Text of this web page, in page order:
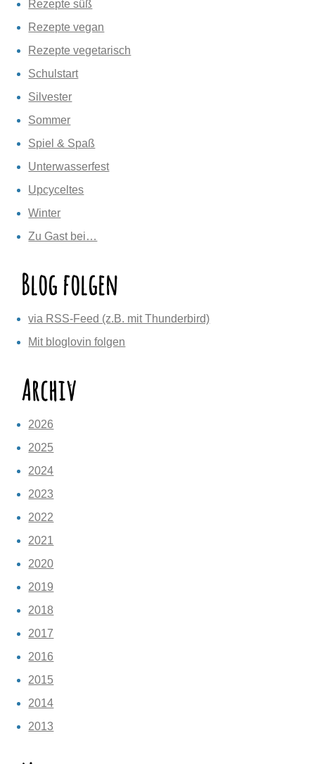
Rezepte süß
Rezepte vegan
Rezepte vegetarisch
Schulstart
Silvester
Sommer
Spiel & Spaß
Unterwasserfest
Upcyceltes
Winter
Zu Gast bei…
Blog folgen
via RSS-Feed (z.B. mit Thunderbird)
Mit bloglovin folgen
Archiv
2026
2025
2024
2023
2022
2021
2020
2019
2018
2017
2016
2015
2014
2013